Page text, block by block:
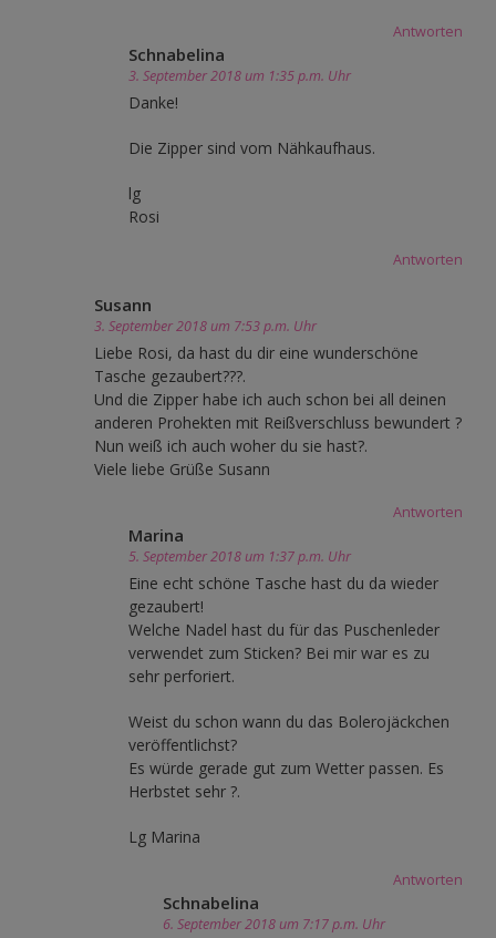
Antworten
Schnabelina
3. September 2018 um 1:35 p.m. Uhr
Danke!
Die Zipper sind vom Nähkaufhaus.
lg
Rosi
Antworten
Susann
3. September 2018 um 7:53 p.m. Uhr
Liebe Rosi, da hast du dir eine wunderschöne
Tasche gezaubert???.
Und die Zipper habe ich auch schon bei all deinen
anderen Prohekten mit Reißverschluss bewundert ?
Nun weiß ich auch woher du sie hast?.
Viele liebe Grüße Susann
Antworten
Marina
5. September 2018 um 1:37 p.m. Uhr
Eine echt schöne Tasche hast du da wieder
gezaubert!
Welche Nadel hast du für das Puschenleder
verwendet zum Sticken? Bei mir war es zu
sehr perforiert.
Weist du schon wann du das Bolerojäckchen
veröffentlichst?
Es würde gerade gut zum Wetter passen. Es
Herbstet sehr ?.
Lg Marina
Antworten
Schnabelina
6. September 2018 um 7:17 p.m. Uhr